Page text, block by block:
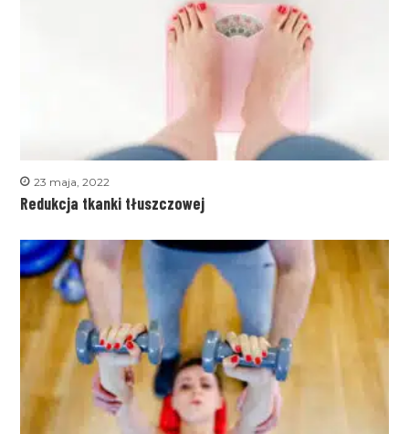
23 maja, 2022
Redukcja tkanki tłuszczowej